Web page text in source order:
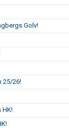
Golv!
25/26!